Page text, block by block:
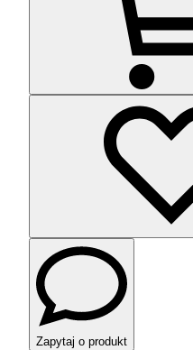
Zapytaj o produkt